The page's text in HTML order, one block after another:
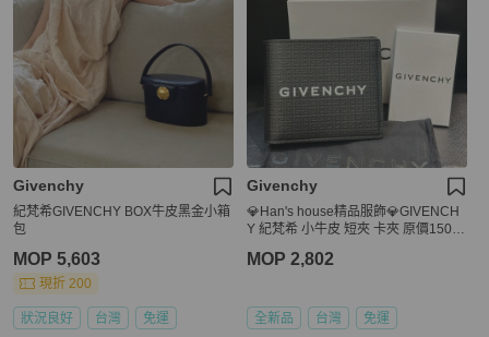
Givenchy
紀梵希GIVENCHY BOX牛皮黑金小箱
包
MOP 5,603
現折 200
狀況良好 台灣 免運
Givenchy
💎Han's house精品服飾💎GIVENCH
Y 紀梵希 小牛皮 短夾 卡夾 原價1500
MOP 2,802
全新品 台灣 免運